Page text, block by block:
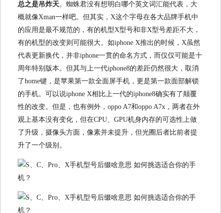
总之是吊炸天。 蜘蛛君没有想明白哪个英文词汇能代表，大
概就像Xman一样吧。但其实，X这个字母在各大品牌手机中
的应用是最不规范的，有的机型X型号和非X型号差距不大，
有的机型的改变则可能很大。如iphone X推出的时候，X虽然
代表更新换代，并非iphone一贯的命名方式，而仅仅可能是十
周年特别版本。但其与上一代iphone8的差距仍然很大，取消
了home键，是苹果第一款全面屏手机，更是第一款面部解锁
的手机。可以说iphone X相比上一代的iphone8确实有了颠覆
性的改变。但是，也有例外，oppo A7和oppo A7x，两者在外
观上基本没有变化，但在CPU、GPU机身内存的可选性上做
了升级，摄像头方面，像素并未提升，但光圈后者比前者提
升了一个级别。